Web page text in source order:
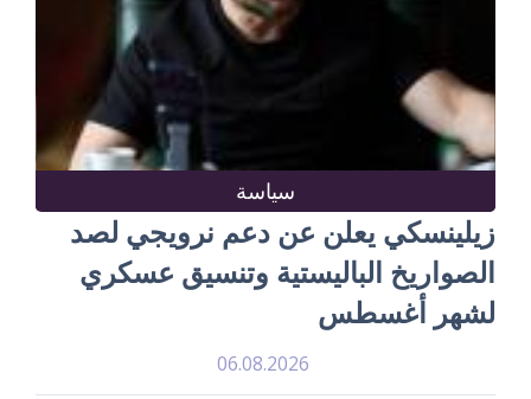
سياسة
زيلينسكي يعلن عن دعم نرويجي لصد
الصواريخ الباليستية وتنسيق عسكري
لشهر أغسطس
06.08.2026